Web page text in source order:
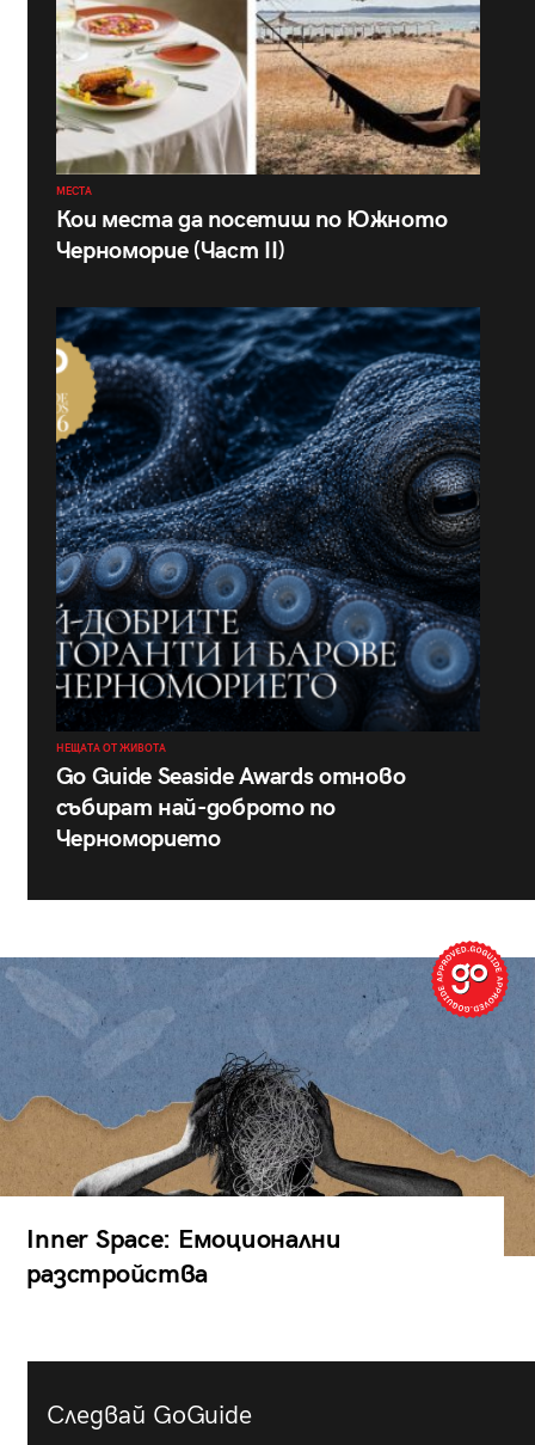
МЕСТА
Кои места да посетиш по Южното
Черноморие (Част II)
НЕЩАТА ОТ ЖИВОТА
Go Guide Seaside Awards отново
събират най-доброто по
Черноморието
Inner Space: Емоционални
разстройства
Следвай GoGuide